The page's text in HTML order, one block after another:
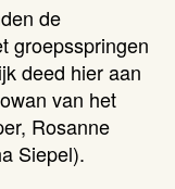
de
groepsspringen
deed hier aan
van het
Rosanne
Siepel).